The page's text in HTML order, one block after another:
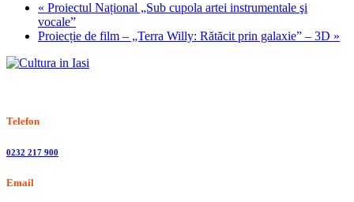
« Proiectul Național „Sub cupola artei instrumentale şi
vocale”
Proiecție de film – „Terra Willy: Rătăcit prin galaxie” – 3D »
Telefon
0232 217 900
Email